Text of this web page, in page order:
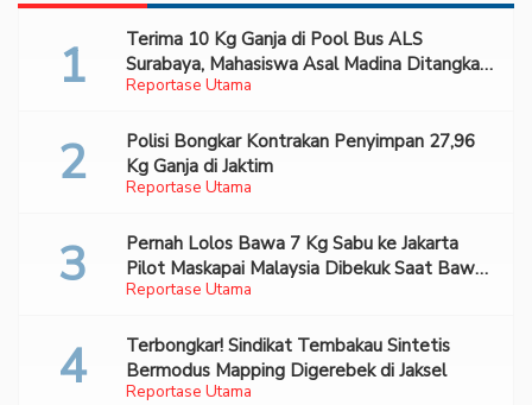
Reportase Utama
Terima 10 Kg Ganja di Pool Bus ALS
Surabaya, Mahasiswa Asal Madina Ditangkap
Bareskrim
Reportase Utama
Polisi Bongkar Kontrakan Penyimpan 27,96
Kg Ganja di Jaktim
Reportase Utama
Pernah Lolos Bawa 7 Kg Sabu ke Jakarta
Pilot Maskapai Malaysia Dibekuk Saat Bawa
70 Ribu Pil Ekstasi Di Bandara Soetta
Reportase Utama
Terbongkar! Sindikat Tembakau Sintetis
Bermodus Mapping Digerebek di Jaksel